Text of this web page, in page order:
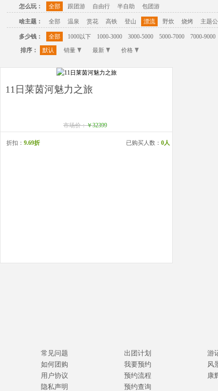
怎么玩： 全部 跟团游 自由行 半自助 包团游
啥主题： 全部 温泉 赏花 高铁 登山 漂流 野炊 烧烤 主题
多少钱： 全部 1000以下 1000-3000 3000-5000 5000-7000
7000-9000
排序：
默认 销量 最新 价格
11日莱茵河魅力之旅
市场价：￥32399
折扣： 9.69折 已购买人数： 0人
常见问题
如何团购
用户协议
隐私声明
出团计划
我要预约
预约流程
预约查询
游
风
康